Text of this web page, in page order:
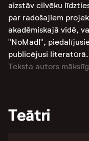
aizstāv cilvēku
par radošajiem
akadēmiskajā vidē,
"NoMadI",
publicējusi literatūrā.
Teksta autors
Teātri